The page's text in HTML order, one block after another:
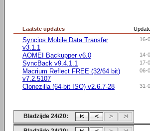
Laatste updates
16-
Syncios Mobile Data Transfer
v3.1.1
14-
AOMEI Backupper v6.0
17-
SyncBack v9.4.1.1
06-
Macrium Reflect FREE (32/64 bit)
v7.2.5107
31-
Clonezilla (64-bit ISO) v2.6.7-28
Bladzijde 24/20: